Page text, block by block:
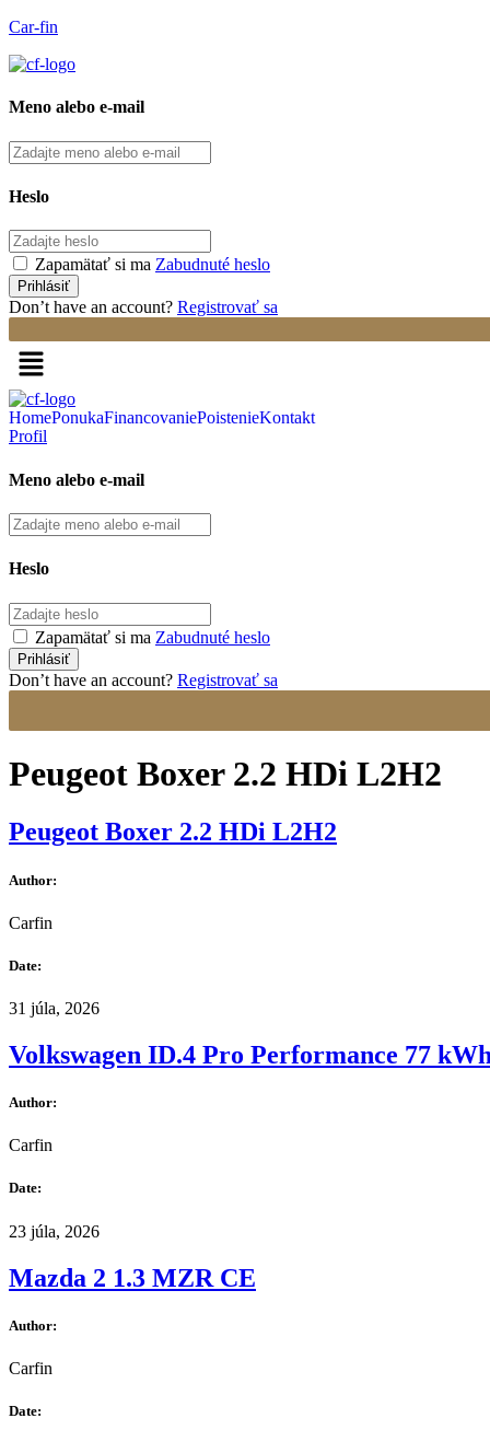
Car-fin
Meno alebo e-mail
Heslo
Zapamätať si ma Zabudnuté heslo
Don’t have an account? Registrovať sa
HomePonukaFinancovaniePoistenieKontakt
Profil
Meno alebo e-mail
Heslo
Zapamätať si ma Zabudnuté heslo
Don’t have an account? Registrovať sa
Peugeot Boxer 2.2 HDi L2H2
Peugeot Boxer 2.2 HDi L2H2
Author:
Carfin
Date:
31 júla, 2026
Volkswagen ID.4 Pro Performance 77 kWh
Author:
Carfin
Date:
23 júla, 2026
Mazda 2 1.3 MZR CE
Author:
Carfin
Date: